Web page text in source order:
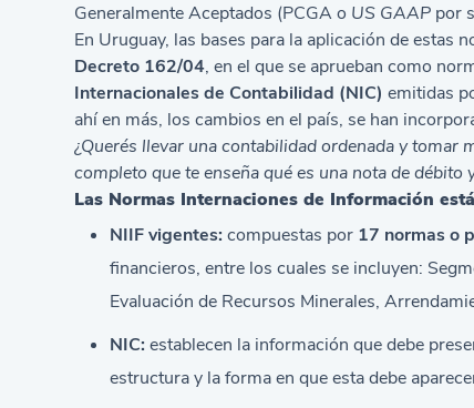
Generalmente Aceptados (PCGA o US GAAP por
En Uruguay, las bases para la aplicación de estas
Decreto 162/04, en el que se aprueban como
Internacionales de Contabilidad (NIC) emitidas
ahí en más, los cambios en el país, se han
¿Querés llevar una contabilidad ordenada y tomar
completo que te enseñaqué es una nota de débito
Las Normas Internaciones de Información
NIIF vigentes: compuestas por 17 normas o
financieros, entre los cuales se incluyen:
Evaluación de Recursos Minerales,
NIC: establecen la información que debe
estructura y la forma en que esta debe